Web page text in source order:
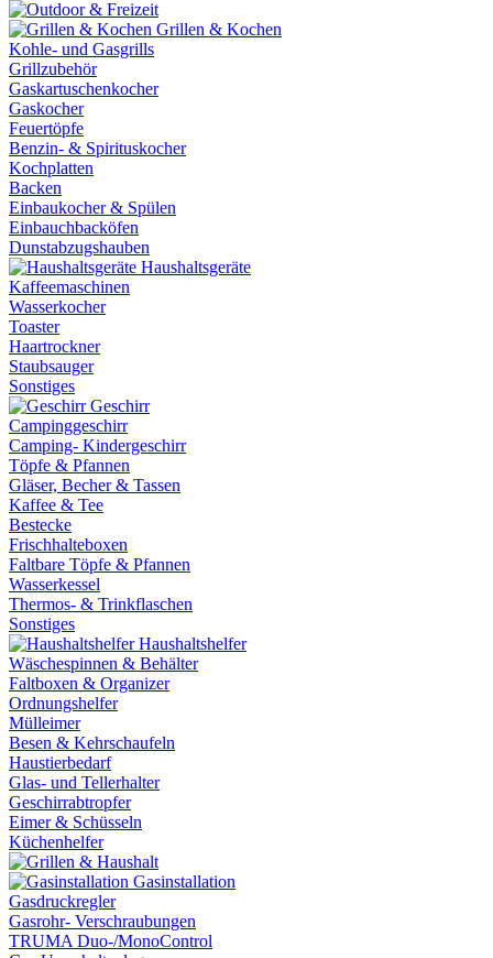
Grillen & Kochen
Kohle- und Gasgrills
Grillzubehör
Gaskartuschenkocher
Gaskocher
Feuertöpfe
Benzin- & Spirituskocher
Kochplatten
Backen
Einbaukocher & Spülen
Einbauchbacköfen
Dunstabzugshauben
Haushaltsgeräte
Kaffeemaschinen
Wasserkocher
Toaster
Haartrockner
Staubsauger
Sonstiges
Geschirr
Campinggeschirr
Camping- Kindergeschirr
Töpfe & Pfannen
Gläser, Becher & Tassen
Kaffee & Tee
Bestecke
Frischhalteboxen
Faltbare Töpfe & Pfannen
Wasserkessel
Thermos- & Trinkflaschen
Sonstiges
Haushaltshelfer
Wäschespinnen & Behälter
Faltboxen & Organizer
Ordnungshelfer
Mülleimer
Besen & Kehrschaufeln
Haustierbedarf
Glas- und Tellerhalter
Geschirrabtropfer
Eimer & Schüsseln
Küchenhelfer
Gasinstallation
Gasdruckregler
Gasrohr- Verschraubungen
TRUMA Duo-/MonoControl